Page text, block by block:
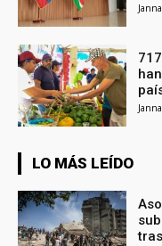
LO MÁS LEÍDO